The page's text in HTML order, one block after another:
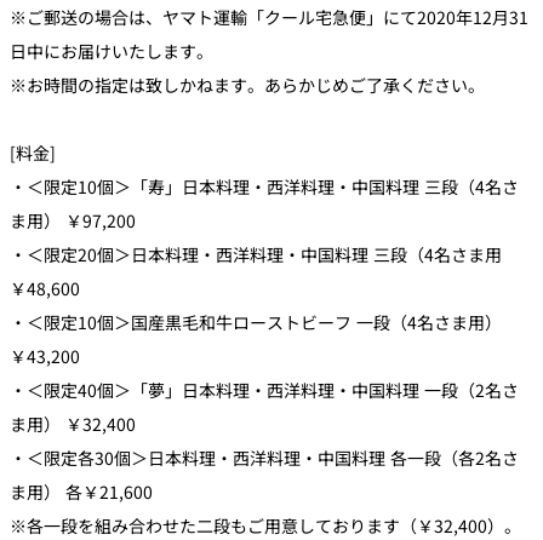
※ご郵送の場合は、ヤマト運輸「クール宅急便」にて2020年12月31
日中にお届けいたします。
※お時間の指定は致しかねます。あらかじめご了承ください。
[料金]
・＜限定10個＞「寿」日本料理・西洋料理・中国料理 三段（4名さ
ま用） ￥97,200
・＜限定20個＞日本料理・西洋料理・中国料理 三段（4名さま用
￥48,600
・＜限定10個＞国産黒毛和牛ローストビーフ 一段（4名さま用）
￥43,200
・＜限定40個＞「夢」日本料理・西洋料理・中国料理 一段（2名さ
ま用） ￥32,400
・＜限定各30個＞日本料理・西洋料理・中国料理 各一段（各2名さ
ま用） 各￥21,600
※各一段を組み合わせた二段もご用意しております（￥32,400）。